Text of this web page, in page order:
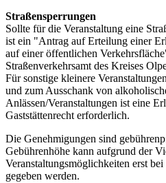
Straßensperrungen
Sollte für die Veranstaltung eine
ist ein "Antrag auf Erteilung einer
auf einer öffentlichen
Straßenverkehrsamt des Kreises
Für sonstige kleinere
und zum Ausschank von
Anlässen/Veranstaltungen ist eine
Gaststättenrecht erforderlich.
Die Genehmigungen sind
Gebührenhöhe kann aufgrund der
Veranstaltungsmöglichkeiten erst
gegeben werden.